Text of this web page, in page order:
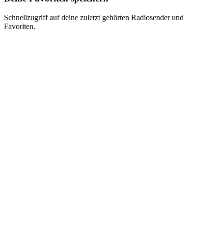
Schnellzugriff auf deine zuletzt gehörten Radiosender und
Favoriten.